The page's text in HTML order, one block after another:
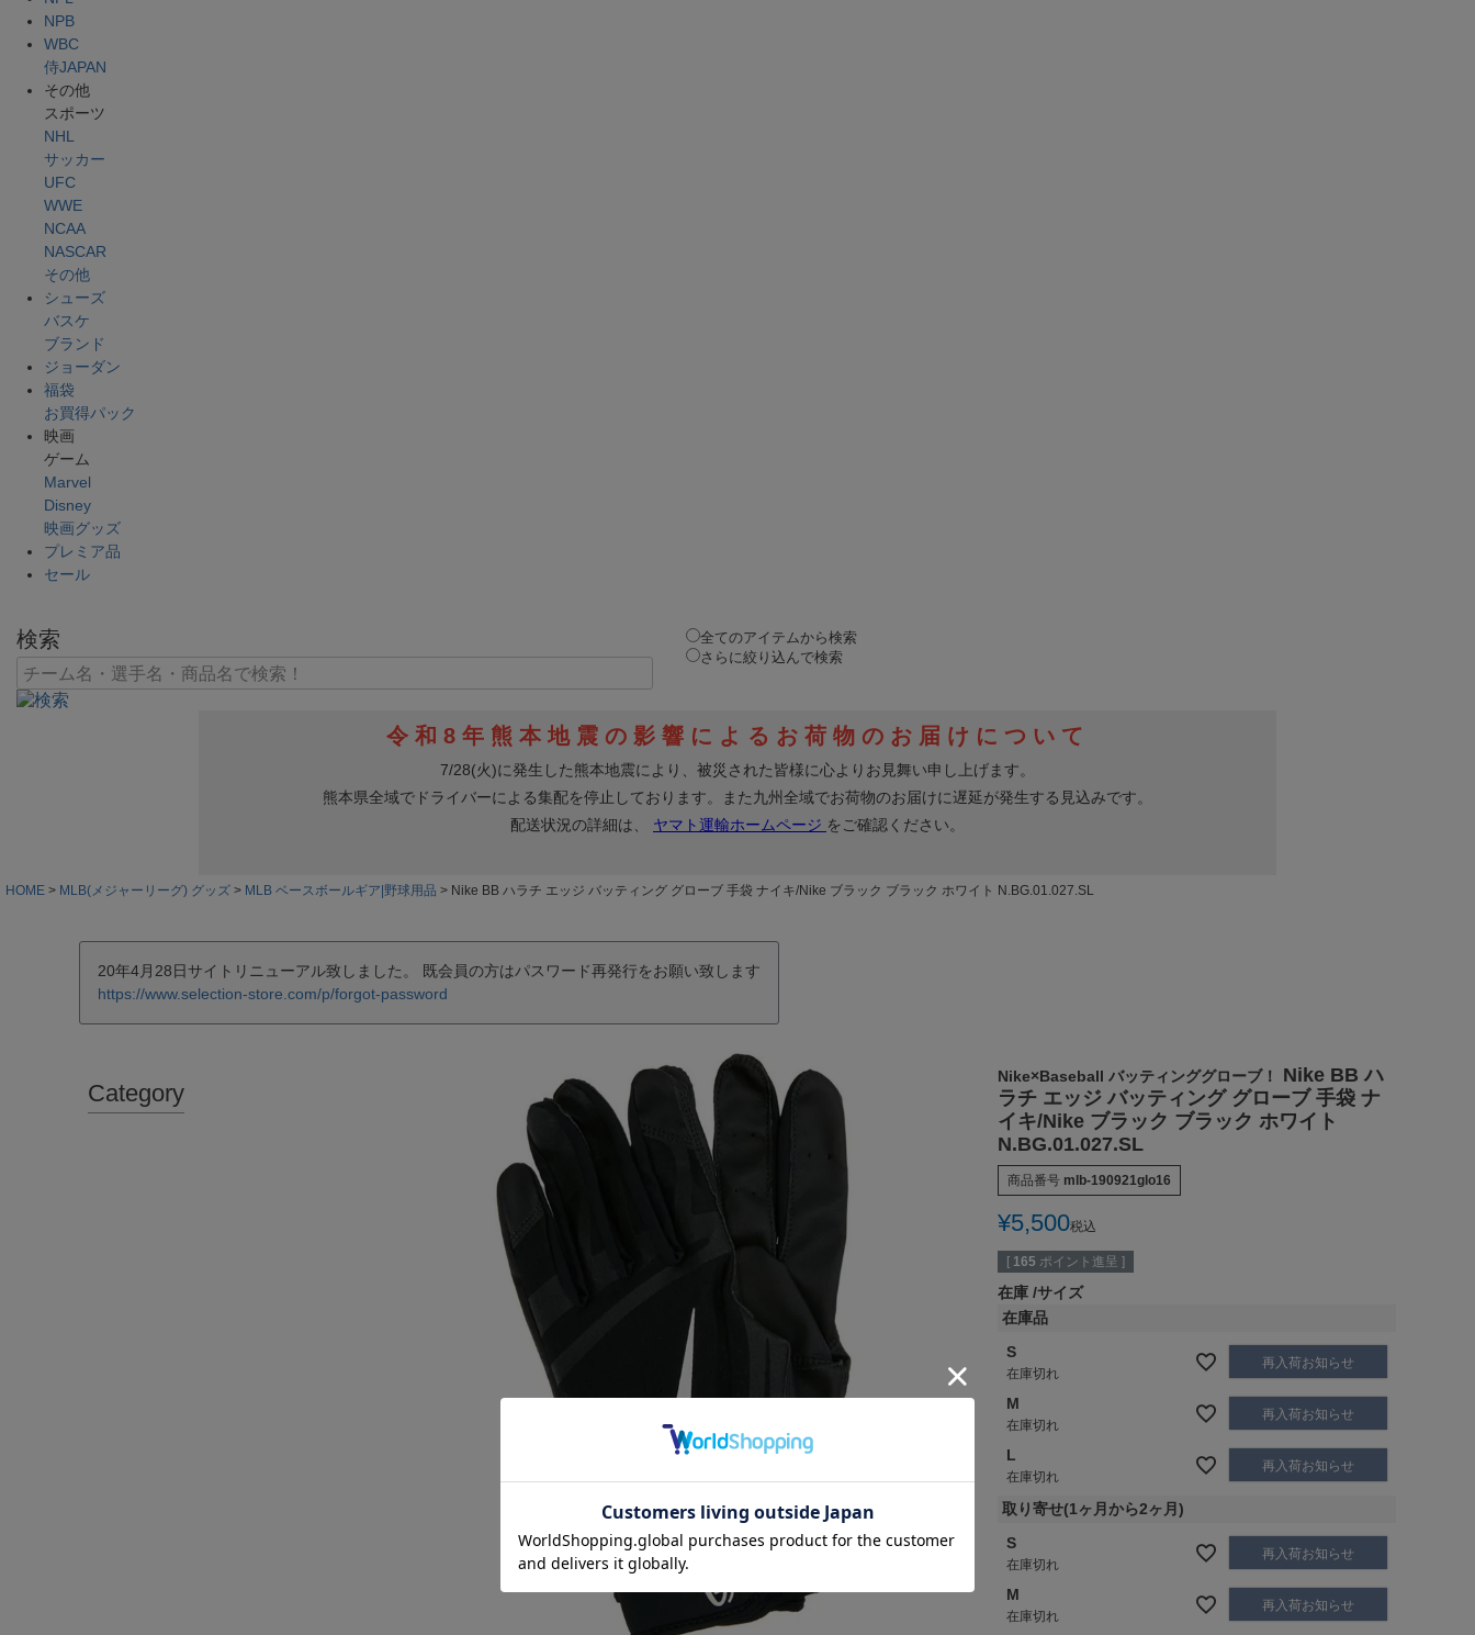
NPB
WBC
侍JAPAN
その他
スポーツ
NHL
サッカー
UFC
WWE
NCAA
NASCAR
その他
シューズ
バスケ
ブランド
ジョーダン
福袋
お買得パック
映画
ゲーム
Marvel
Disney
映画グッズ
プレミア品
セール
検索
全てのアイテムから検索
さらに絞り込んで検索
HOME MLB(メジャーリーグ) グッズ MLB ベースボールギア|野球用品 Nike BB ハラチ エッジ バッティング グローブ 手袋 ナイキ/Nike ブラック ブラック ホワイト N.BG.01.027.SL
20年4月28日サイトリニューアル致しました。 既会員の方はパスワード再発行をお願い致します
https://www.selection-store.com/p/forgot-password
Category
Nike×Baseball バッティンググローブ！
Nike BB ハ
ラチ エッジ バッティング グローブ 手袋 ナ
イキ/Nike ブラック ブラック ホワイト
N.BG.01.027.SL
商品番号 mlb-190921glo16
¥5,500税込
[ 165 ポイント進呈 ]
在庫 サイズ
在庫品
S
在庫切れ
再入荷お知らせ
M
在庫切れ
再入荷お知らせ
L
在庫切れ
再入荷お知らせ
取り寄せ(1ヶ月から2ヶ月)
S
在庫切れ
再入荷お知らせ
M
在庫切れ
再入荷お知らせ